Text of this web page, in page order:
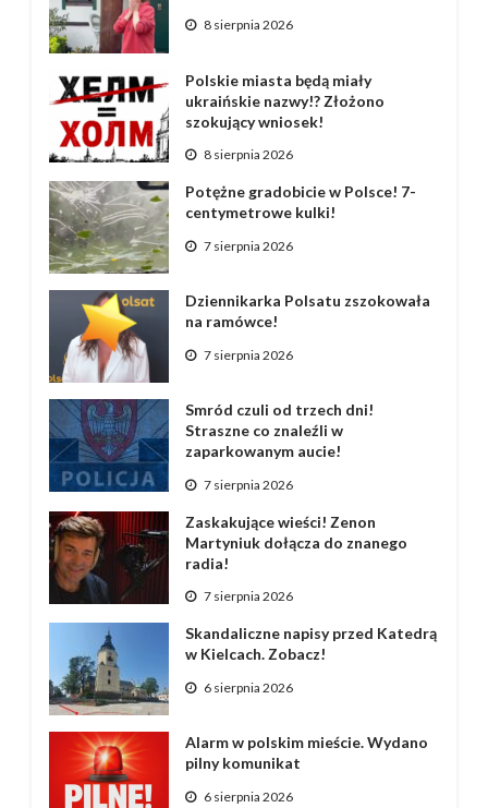
8 sierpnia 2026
Polskie miasta będą miały
ukraińskie nazwy!? Złożono
szokujący wniosek!
8 sierpnia 2026
Potężne gradobicie w Polsce! 7-
centymetrowe kulki!
7 sierpnia 2026
Dziennikarka Polsatu zszokowała
na ramówce!
7 sierpnia 2026
Smród czuli od trzech dni!
Straszne co znaleźli w
zaparkowanym aucie!
7 sierpnia 2026
Zaskakujące wieści! Zenon
Martyniuk dołącza do znanego
radia!
7 sierpnia 2026
Skandaliczne napisy przed Katedrą
w Kielcach. Zobacz!
6 sierpnia 2026
Alarm w polskim mieście. Wydano
pilny komunikat
6 sierpnia 2026